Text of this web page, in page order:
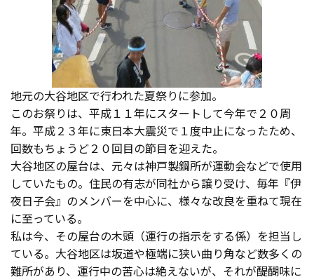
地元の大谷地区で行われた夏祭りに参加。
このお祭りは、平成１１年にスタートして今年で２０周
年。平成２３年に東日本大震災で１度中止になったため、
回数もちょうど２０回目の節目を迎えた。
大谷地区の屋台は、元々は神戸製鋼所が運動会などで使用
していたもの。住民の有志が同社から譲り受け、毎年『伊
夜日子会』のメンバーを中心に、様々な改良を重ねて現在
に至っている。
私は今、その屋台の木頭（運行の指示をする係）を担当し
ている。大谷地区は坂道や極端に狭い曲り角など数多くの
難所があり、運行中の苦心は絶えないが、それが醍醐味に